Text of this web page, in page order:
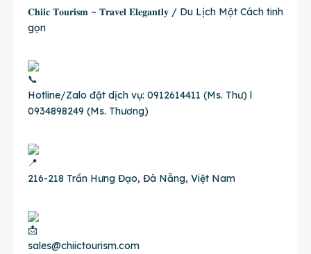
𝐂𝐡𝐢𝐢𝐜 𝐓𝐨𝐮𝐫𝐢𝐬𝐦 – 𝐓𝐫𝐚𝐯𝐞𝐥 𝐄𝐥𝐞𝐠𝐚𝐧𝐭𝐥𝐲 / Du Lịch Một Cách tinh
gọn
Hotline/Zalo đặt dịch vụ: 0912614411 (Ms. Thư) l
0934898249 (Ms. Thương)
216-218 Trần Hưng Đạo, Đà Nẵng, Việt Nam
sales@chiictourism.com